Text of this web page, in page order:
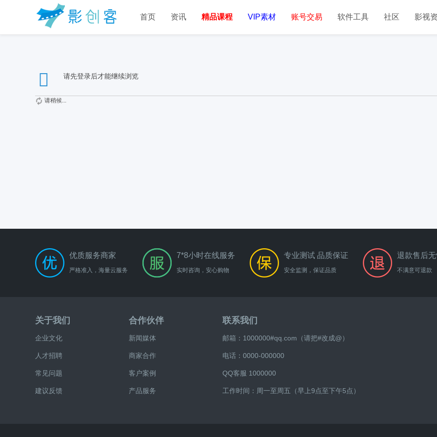
首页 资讯 精品课程 VIP素材 账号交易 软件工具 社区 影视
请先登录后才能继续浏览
请稍候...
优质服务商家
严格准入，海量云服务
7*8小时在线服务
实时咨询，安心购物
专业测试 品质保证
安全监测，保证品质
退款售后
不满意可退款
关于我们
企业文化
人才招聘
常见问题
建议反馈
合作伙伴
新闻媒体
商家合作
客户案例
产品服务
联系我们
邮箱：1000000#qq.com（请把#改成@）
电话：0000-000000
QQ客服 1000000
工作时间：周一至周五（早上9点至下午5点）